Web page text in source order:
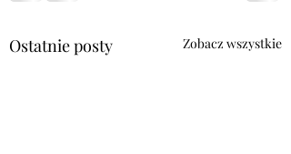
Ostatnie posty Zobacz wszystkie